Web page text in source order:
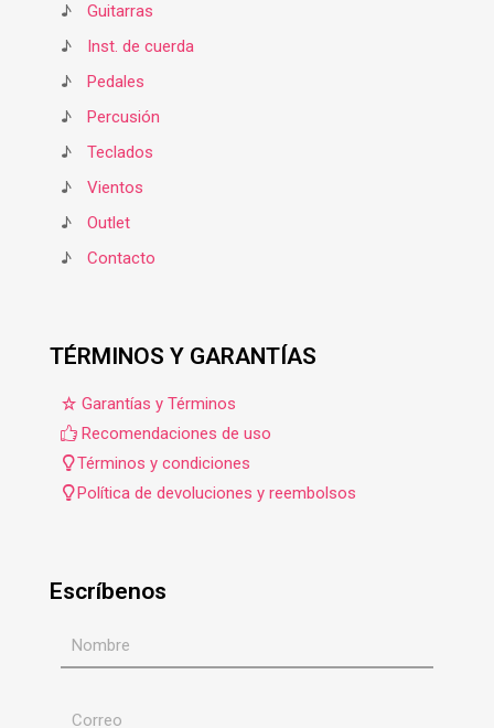
♪
Guitarras
♪
Inst. de cuerda
♪
Pedales
♪
Percusión
♪
Teclados
♪
Vientos
♪
Outlet
♪
Contacto
TÉRMINOS Y GARANTÍAS
Garantías y Términos
Recomendaciones de uso
Términos y condiciones
Política de devoluciones y reembolsos
Escríbenos